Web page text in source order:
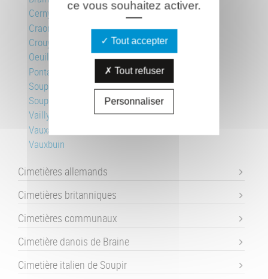
Cerny-en-Laonnois
Craonnelle
Crouy
Oeuilly
Pontavert
Soupir 1
Soupir 2
Vailly-sur-Aisne
Vauxaillon
Vauxbuin
Cimetières allemands
Cimetières britanniques
Cimetières communaux
Cimetière danois de Braine
Cimetière italien de Soupir
ce vous souhaitez activer.
Tout accepter
Tout refuser
Personnaliser